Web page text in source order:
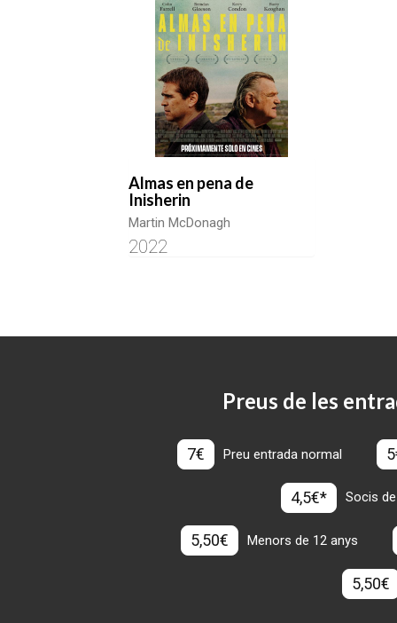
Almas en pena de
Inisherin
Martin McDonagh
2022
Preus de les
7€ Preu entrada normal
4,5€* Socis
5,50€ Menors de 12 anys
5,50€